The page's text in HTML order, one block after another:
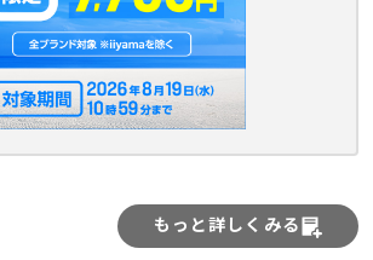
もっと詳しくみる